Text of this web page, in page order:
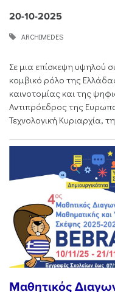
20-10-2025
ARCHIMEDES
Σε μια επίσκεψη υψηλού
κομβικό ρόλο της
καινοτομίας και της
Αντιπρόεδρος της
Τεχνολογική Κυριαρχία,
Μαθητικός